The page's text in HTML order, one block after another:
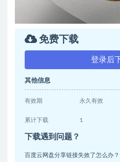
免费下载
登录后
其他信息
有效期 永久有效
累计下载 1
下载遇到问题？
百度云网盘分享链接失效了怎么办？